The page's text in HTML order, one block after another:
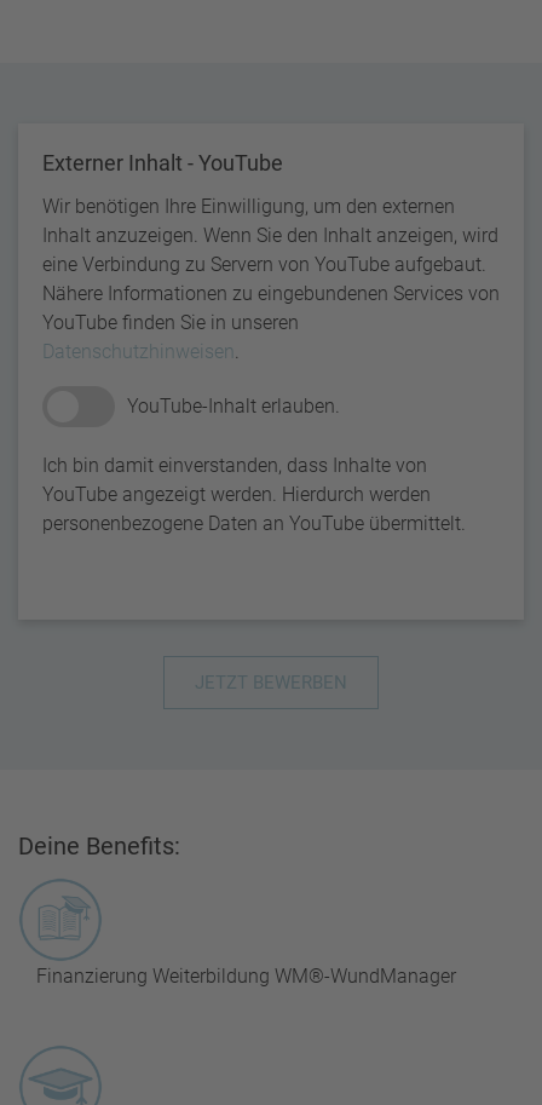
Externer Inhalt - YouTube
Wir benötigen Ihre Einwilligung, um den externen
Inhalt anzuzeigen. Wenn Sie den Inhalt anzeigen, wird
eine Verbindung zu Servern von YouTube aufgebaut.
Nähere Informationen zu eingebundenen Services von
YouTube finden Sie in unseren
Datenschutzhinweisen.
YouTube-Inhalt erlauben.
Ich bin damit einverstanden, dass Inhalte von
YouTube angezeigt werden. Hierdurch werden
personenbezogene Daten an YouTube übermittelt.
JETZT BEWERBEN
Deine Benefits:
Finanzierung Weiterbildung WM®-WundManager